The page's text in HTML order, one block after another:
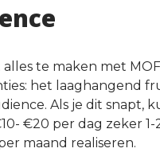
te maken met
het laaghangend
Als je dit snapt,
€20 per dag zeker
maand realiseren.